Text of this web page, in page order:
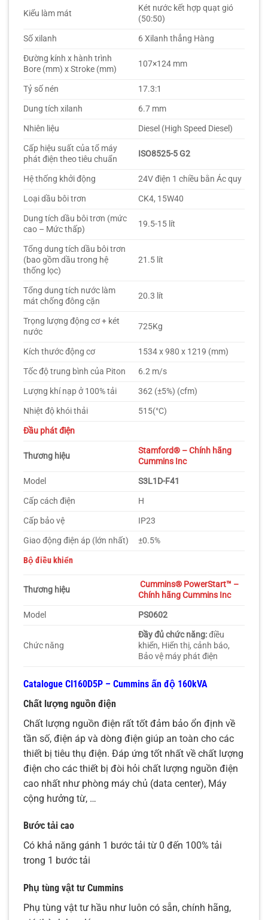
Kiểu làm mát
Két nước kết hợp quạt gió
(50:50)
Số xilanh
6 Xilanh thẳng Hàng
Đường kính x hành trình
Bore (mm) x Stroke (mm)
107×124 mm
Tỷ số nén
17.3:1
Dung tích xilanh
6.7 mm
Nhiên liệu
Diesel (High Speed Diesel)
Cấp hiệu suất của tổ máy
phát điện theo tiêu chuẩn
ISO8525-5 G2
Hệ thống khởi động
24V điện 1 chiều bằn Ác quy
Loại dầu bôi trơn
CK4, 15W40
Dung tích dầu bôi trơn (mức
cao – Mức thấp)
19.5-15 lít
Tổng dung tích dầu bôi trơn
(bao gồm dầu trong hệ
thống lọc)
21.5 lít
Tổng dung tích nước làm
mát chống đông cặn
20.3 lít
Trọng lượng động cơ + két
nước
725Kg
Kích thước động cơ
1534 x 980 x 1219 (mm)
Tốc độ trung bình của Piton
6.2 m/s
Lượng khí nạp ở 100% tải
362 (±5%) (cfm)
Nhiệt độ khói thải
515(°C)
Đầu phát điện
Thương hiệu
Stamford® – Chính hãng
Cummins Inc
Model
S3L1D-F41
Cấp cách điện
H
Cấp bảo vệ
IP23
Giao động điện áp (lớn nhất)
±0.5%
Bộ điều khiển
Thương hiệu
Cummins® PowerStart™ –
Chính hãng Cummins Inc
Model
PS0602
Chức năng
Đầy đủ chức năng:điều
khiển, Hiển thị, cảnh báo,
Bảo vệ máy phát điện
Catalogue CI160D5P – Cummins ấn độ 160kVA
Chất lượng nguồn điện
Chất lượng nguồn điện rất tốt đảm bảo ổn định về
tần số, điện áp và dòng điện giúp an toàn cho các
thiết bị tiêu thụ điện. Đáp ứng tốt nhất về chất lượng
điện cho các thiết bị đòi hỏi chất lượng nguồn điện
cao nhất như phòng máy chủ (data center), Máy
cộng hưởng từ, …
Bước tải cao
Có khả năng gánh 1 bước tải từ 0 đến 100% tải
trong 1 bước tải
Phụ tùng vật tư Cummins
Phụ tùng vật tư hầu như luôn có sẵn, chính hãng,